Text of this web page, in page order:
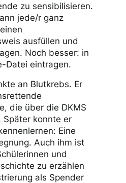
zu sensibilisieren.
jede/r ganz
ausfüllen und
Noch besser: in
Datei eintragen.
an Blutkrebs. Er
die über die DKMS
konnte er
Eine
Auch ihm ist
und
zu erzählen
als Spender